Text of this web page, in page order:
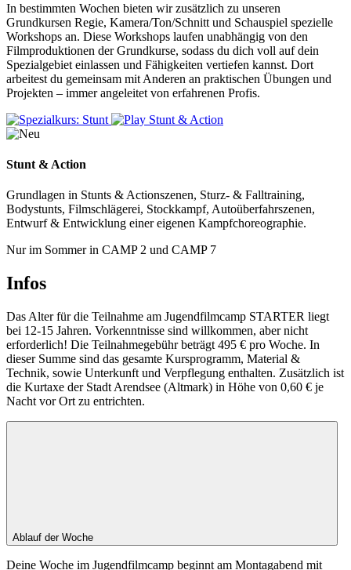
In bestimmten Wochen bieten wir zusätzlich zu unseren
Grundkursen Regie, Kamera/Ton/Schnitt und Schauspiel spezielle
Workshops an. Diese Workshops laufen unabhängig von den
Filmproduktionen der Grundkurse, sodass du dich voll auf dein
Spezialgebiet einlassen und Fähigkeiten vertiefen kannst. Dort
arbeitest du gemeinsam mit Anderen an praktischen Übungen und
Projekten – immer angeleitet von erfahrenen Profis.
Stunt & Action
Grundlagen in Stunts & Actionszenen, Sturz- & Falltraining,
Bodystunts, Filmschlägerei, Stockkampf, Autoüberfahrszenen,
Entwurf & Entwicklung einer eigenen Kampfchoreographie.
Nur im Sommer in CAMP 2 und CAMP 7
Infos
Das Alter für die Teilnahme am Jugendfilmcamp STARTER liegt
bei 12-15 Jahren. Vorkenntnisse sind willkommen, aber nicht
erforderlich! Die Teilnahmegebühr beträgt 495 € pro Woche. In
dieser Summe sind das gesamte Kursprogramm, Material &
Technik, sowie Unterkunft und Verpflegung enthalten. Zusätzlich ist
die Kurtaxe der Stadt Arendsee (Altmark) in Höhe von 0,60 € je
Nacht vor Ort zu entrichten.
Ablauf der Woche
Deine Woche im Jugendfilmcamp beginnt am Montagabend mit